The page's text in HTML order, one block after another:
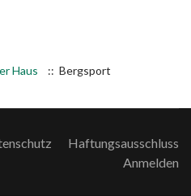
Haus
:: Bergsport
Haftungsausschluss
Anmelden